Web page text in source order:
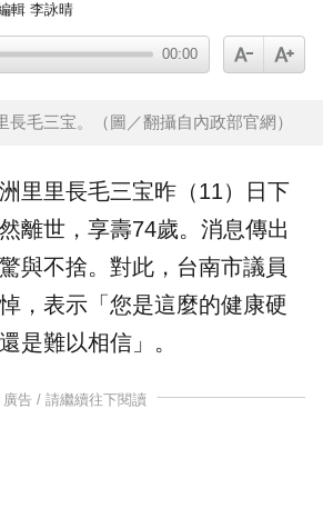
輯 李詠晴
00:00
長毛三宝。（圖／翻攝自內政部官網）
里里長毛三宝昨（11）日下
離世 ，享壽74歲。消息傳出
與不捨。對此，台南市議員
，表示「您是這麼的健康硬
是難以相信」。
廣告 / 請繼續往下閱讀